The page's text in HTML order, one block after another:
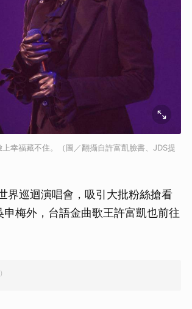
幸福藏不住。（圖／翻攝自許富凱臉書、JDS提
界巡迴演唱會，吸引大批粉絲搶看
梅外，台語金曲歌王許富凱也前往